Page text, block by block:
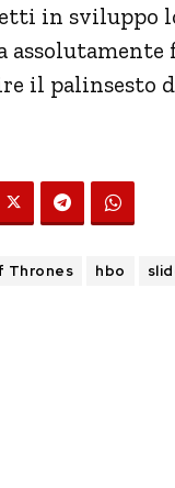
in sviluppo
il palinsesto
Thrones hbo